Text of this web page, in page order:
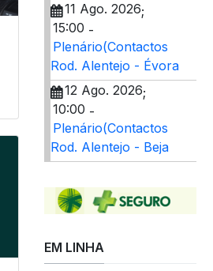
11 Ago. 2026;
15:00 -
Plenário(Contactos
Rod. Alentejo - Évora
12 Ago. 2026;
10:00 -
Plenário(Contactos
Rod. Alentejo - Beja
EM LINHA